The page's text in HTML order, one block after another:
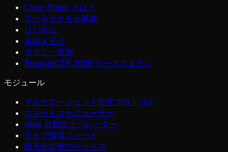
Claw-Stack とは？
アーキテクチャ概要
はじめに
永続メモリ
ポリシー実施
BearcatCTF 2026 ケーススタディ
モジュール
マルチエージェント合意プロトコル
スマートスケジューラー
Web 自動化オペレーター
ライブ情報フィード
暗号化状態アーカイブ